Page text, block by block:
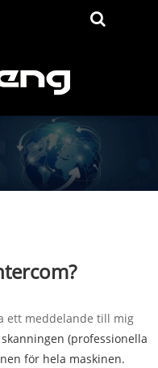
ett meddelande till mig
(professionella
för hela maskinen.